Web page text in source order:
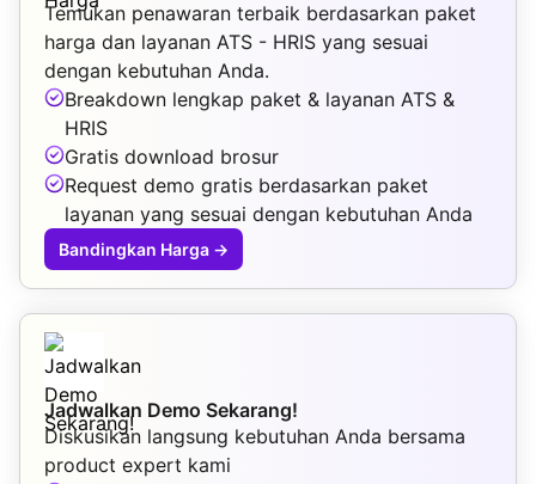
Temukan penawaran terbaik berdasarkan paket
harga dan layanan ATS - HRIS yang sesuai
dengan kebutuhan Anda.
Breakdown lengkap paket & layanan ATS &
HRIS
Gratis download brosur
Request demo gratis berdasarkan paket
layanan yang sesuai dengan kebutuhan Anda
Bandingkan Harga →
Jadwalkan Demo Sekarang!
Diskusikan langsung kebutuhan Anda bersama
product expert kami